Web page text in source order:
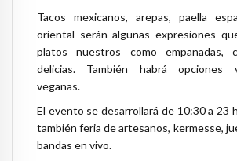
Tacos mexicanos, arepas, paella
oriental serán algunas expresiones
platos nuestros como empanadas,
delicias. También habrá opciones
veganas.
El evento se desarrollará de 10:30 a 23
también feria de artesanos, kermesse,
bandas en vivo.